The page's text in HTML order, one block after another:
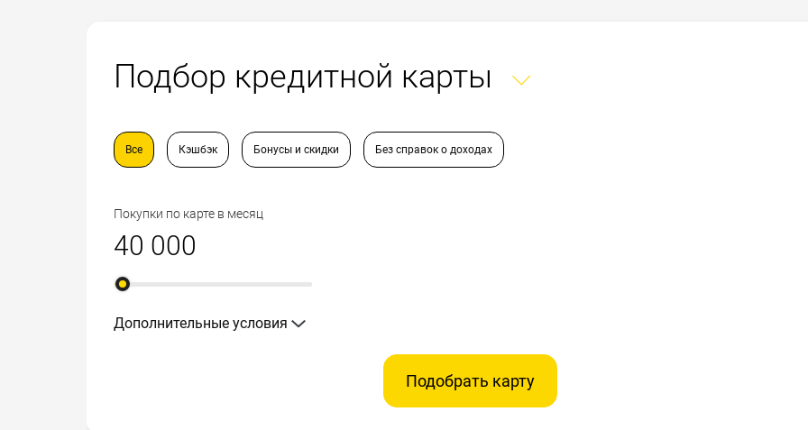
Подбор кредитной карты
Все Кэшбэк Бонусы и скидки Без справок о доходах
Покупки по карте в месяц
Дополнительные условия
Подобрать карту